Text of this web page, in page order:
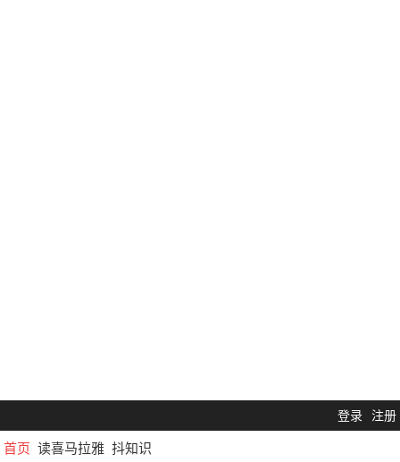
登录 注册
首页 读喜马拉雅 抖知识